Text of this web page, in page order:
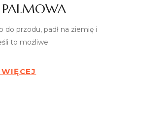
do przodu, padł na ziemię i
to możliwe